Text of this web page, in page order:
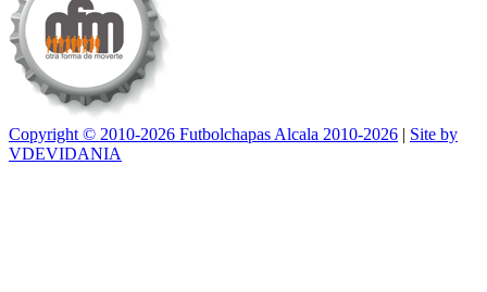
Copyright © 2010-2026 Futbolchapas Alcala 2010-2026 | Site by
VDEVIDANIA